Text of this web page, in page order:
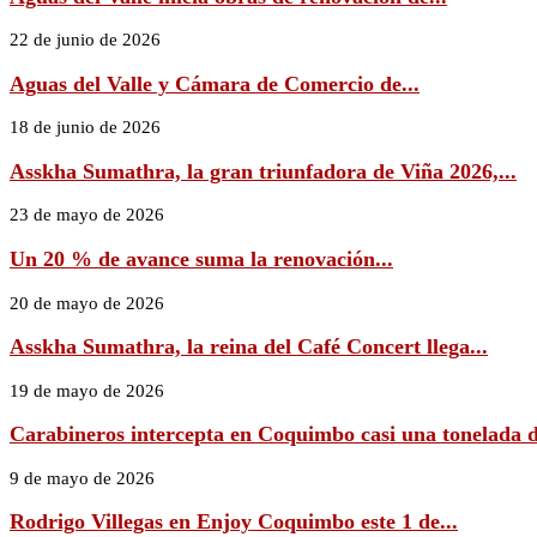
22 de junio de 2026
Aguas del Valle y Cámara de Comercio de...
18 de junio de 2026
Asskha Sumathra, la gran triunfadora de Viña 2026,...
23 de mayo de 2026
Un 20 % de avance suma la renovación...
20 de mayo de 2026
Asskha Sumathra, la reina del Café Concert llega...
19 de mayo de 2026
Carabineros intercepta en Coquimbo casi una tonelada
9 de mayo de 2026
Rodrigo Villegas en Enjoy Coquimbo este 1 de...